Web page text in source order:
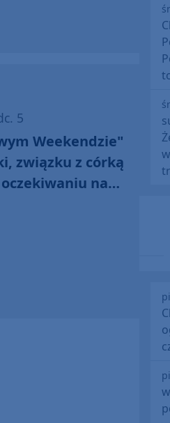
5
Weekendzie"
związku z córką
oczekiwaniu na